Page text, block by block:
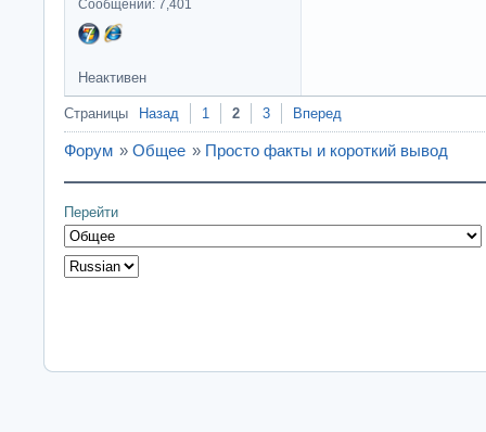
Сообщений: 7,401
Неактивен
Страницы Назад 1 2 3 Вперед
Форум » Общее » Просто факты и короткий вывод
Перейти